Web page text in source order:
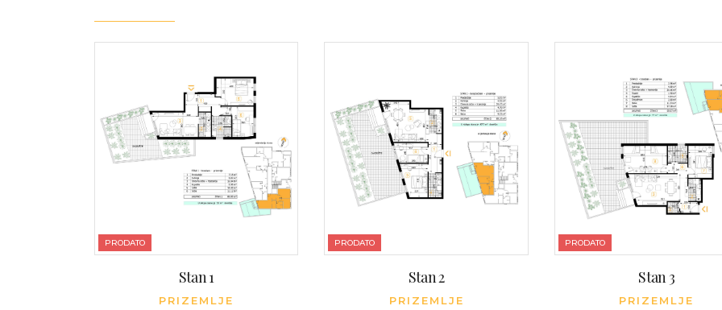
PRODATO
Stan 1
PRIZEMLJE
PRODATO
Stan 2
PRIZEMLJE
PRODATO
Stan 3
PRIZEMLJE